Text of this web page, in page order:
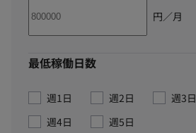
円／月
最低稼働日数
週1日 週2日
週3日
週4日
週5日